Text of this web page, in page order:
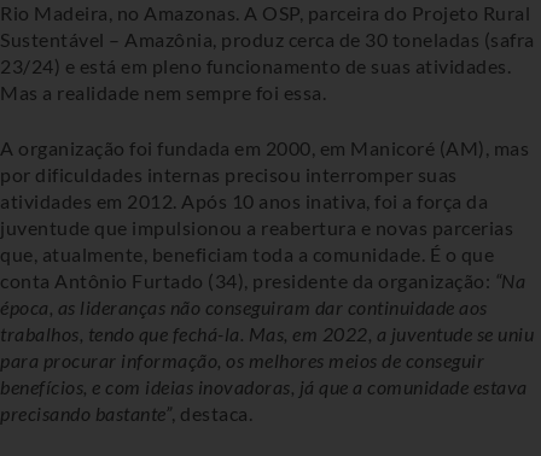
Rio Madeira, no Amazonas. A OSP, parceira do Projeto Rural
Sustentável – Amazônia, produz cerca de 30 toneladas (safra
23/24) e está em pleno funcionamento de suas atividades.
Mas a realidade nem sempre foi essa.
A organização foi fundada em 2000, em Manicoré (AM), mas
por dificuldades internas precisou interromper suas
atividades em 2012. Após 10 anos inativa, foi a força da
juventude que impulsionou a reabertura e novas parcerias
que, atualmente, beneficiam toda a comunidade. É o que
conta Antônio Furtado (34), presidente da organização: “Na
época, as lideranças não conseguiram dar continuidade aos
trabalhos, tendo que fechá-la. Mas, em 2022, a juventude se uniu
para procurar informação, os melhores meios de conseguir
benefícios, e com ideias inovadoras, já que a comunidade estava
precisando bastante”, destaca.